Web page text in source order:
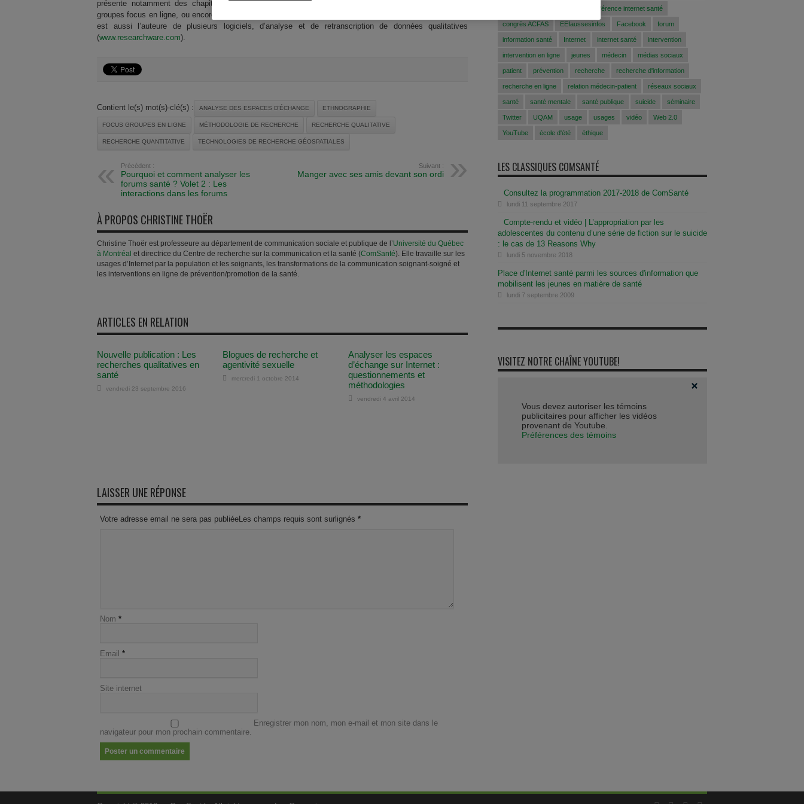
présente notamment des chapitres sur l’ethnographie virtuelle, l’analyse des espaces d’échange, les
groupes focus en ligne, ou encore, les technologies de recherche géospatiale. Sharlene Nagy Hesse-Biber
est aussi l’auteure de plusieurs logiciels, d’analyse et de retranscription de données qualitatives
(www.researchware.com).
Contient le(s) mot(s)-clé(s) : ANALYSE DES ESPACES D’ÉCHANGE ETHNOGRAPHIE
FOCUS GROUPES EN LIGNE MÉTHODOLOGIE DE RECHERCHE RECHERCHE QUALITATIVE
RECHERCHE QUANTITATIVE TECHNOLOGIES DE RECHERCHE GÉOSPATIALES
Précédent :
Pourquoi et comment analyser les
forums santé ? Volet 2 : Les
interactions dans les forums
Suivant :
Manger avec ses amis devant son ordi
À PROPOS CHRISTINE THOËR
Christine Thoër est professeure au département de communication sociale et publique de l’Université du Québec
à Montréal et directrice du Centre de recherche sur la communication et la santé (ComSanté). Elle travaille sur les
usages d’Internet par la population et les soignants, les transformations de la communication soignant-soigné et
les interventions en ligne de prévention/promotion de la santé.
ARTICLES EN RELATION
Nouvelle publication : Les
recherches qualitatives en
santé
vendredi 23 septembre 2016
Blogues de recherche et
agentivité sexuelle
mercredi 1 octobre 2014
Analyser les espaces
d’échange sur Internet :
questionnements et
méthodologies
vendredi 4 avril 2014
LAISSER UNE RÉPONSE
Votre adresse email ne sera pas publiéeLes champs requis sont surlignés *
Nom *
Email *
Site internet
Enregistrer mon nom, mon e-mail et mon site dans le
navigateur pour mon prochain commentaire.
conférence internet santé
congrès ACFAS EEfaussesinfos Facebook forum
information santé Internet internet santé intervention
intervention en ligne jeunes médecin médias sociaux
patient prévention recherche recherche d'information
recherche en ligne relation médecin-patient réseaux sociaux
santé santé mentale santé publique suicide séminaire
Twitter UQAM usage usages vidéo Web 2.0
YouTube école d'été éthique
LES CLASSIQUES COMSANTÉ
Consultez la programmation 2017-2018 de ComSanté
lundi 11 septembre 2017
Compte-rendu et vidéo | L’appropriation par les
adolescentes du contenu d’une série de fiction sur le suicide
: le cas de 13 Reasons Why
lundi 5 novembre 2018
Place d'Internet santé parmi les sources d'information que
mobilisent les jeunes en matière de santé
lundi 7 septembre 2009
VISITEZ NOTRE CHAÎNE YOUTUBE!
Vous devez autoriser les témoins
publicitaires pour afficher les vidéos
provenant de Youtube.
Préférences des témoins